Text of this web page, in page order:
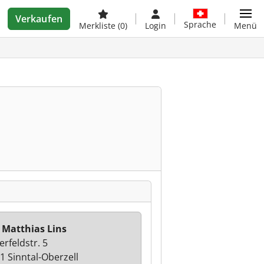
Verkaufen
Merkliste (0) Login Sprache Menü
Matthias Lins
5
Sinntal-Oberzell